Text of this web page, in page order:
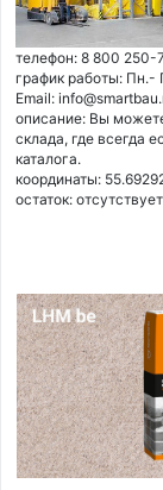
телефон: 8 800 250-
график работы: Пн.-
Email:
описание: Вы
склада, где всегда
каталога.
координаты:
остаток: отсутствует